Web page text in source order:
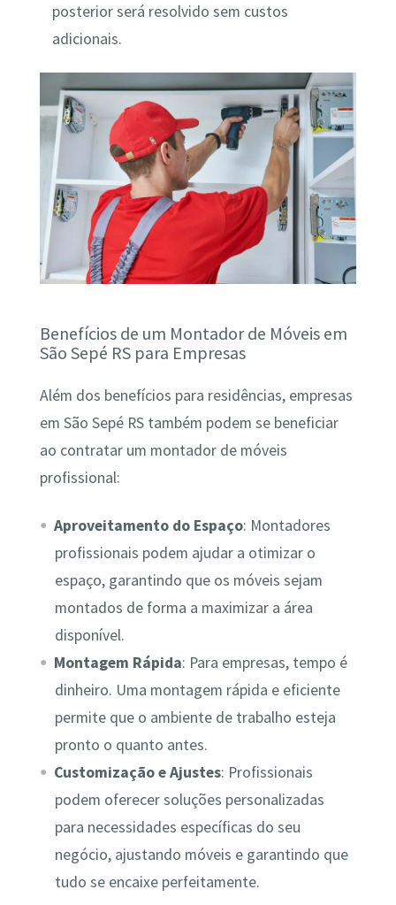
posterior será resolvido sem custos
adicionais.
Benefícios de um Montador de Móveis em
São Sepé RS para Empresas
Além dos benefícios para residências, empresas
em São Sepé RS também podem se beneficiar
ao contratar um montador de móveis
profissional:
Aproveitamento do Espaço: Montadores
profissionais podem ajudar a otimizar o
espaço, garantindo que os móveis sejam
montados de forma a maximizar a área
disponível.
Montagem Rápida: Para empresas, tempo é
dinheiro. Uma montagem rápida e eficiente
permite que o ambiente de trabalho esteja
pronto o quanto antes.
Customização e Ajustes: Profissionais
podem oferecer soluções personalizadas
para necessidades específicas do seu
negócio, ajustando móveis e garantindo que
tudo se encaixe perfeitamente.